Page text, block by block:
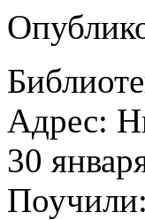
Адрес:
30